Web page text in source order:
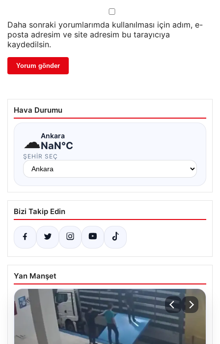
Daha sonraki yorumlarımda kullanılması için adım, e-
posta adresim ve site adresim bu tarayıcıya
kaydedilsin.
Hava Durumu
☁Ankara
NaN°C
ŞEHIR SEÇ
Bizi Takip Edin
Yan Manşet